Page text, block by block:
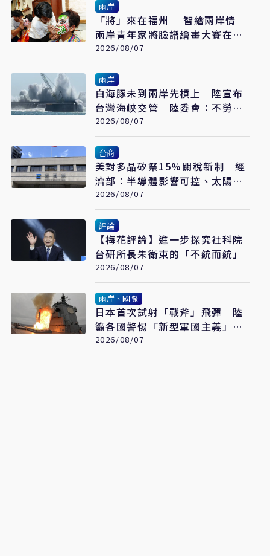
兩岸
「將」來在福州 智繪兩岸情
兩岸青年家將臉譜繪畫大賽在福
州開幕
2026/08/07
兩岸
白海豚未到兩岸先槓上 陸宣布
台灣海峽交管 陸委會：不勞費
心
2026/08/07
台商
美對多晶矽祭15%關稅新制 經
濟部：半導體影響可控、太陽能
產業衝擊有限
2026/08/07
評論
【梅花評論】進一步探究社科院
台研所長朱衛東的「不統而統」
2026/08/07
兩岸、國際
日本首次試射「戰斧」飛彈 陸
籲各國警惕「新型軍國主義」發
展
2026/08/07